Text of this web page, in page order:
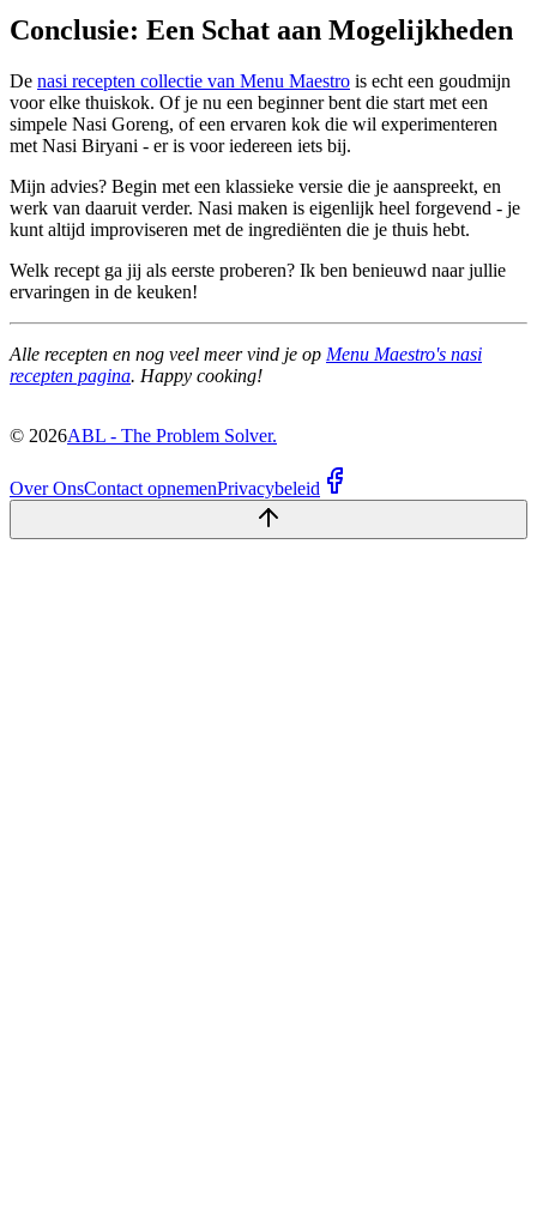
Conclusie: Een Schat aan Mogelijkheden
De nasi recepten collectie van Menu Maestro is echt een goudmijn
voor elke thuiskok. Of je nu een beginner bent die start met een
simpele Nasi Goreng, of een ervaren kok die wil experimenteren
met Nasi Biryani - er is voor iedereen iets bij.
Mijn advies? Begin met een klassieke versie die je aanspreekt, en
werk van daaruit verder. Nasi maken is eigenlijk heel forgevend - je
kunt altijd improviseren met de ingrediënten die je thuis hebt.
Welk recept ga jij als eerste proberen? Ik ben benieuwd naar jullie
ervaringen in de keuken!
Alle recepten en nog veel meer vind je op Menu Maestro's nasi
recepten pagina. Happy cooking!
© 2026ABL - The Problem Solver.
Over OnsContact opnemenPrivacybeleid